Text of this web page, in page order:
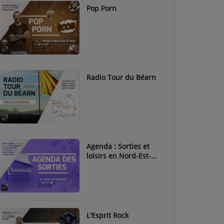
Pop Porn
Radio Tour du Béarn
Agenda : Sorties et
loisirs en Nord-Est-
L'Esprit Rock